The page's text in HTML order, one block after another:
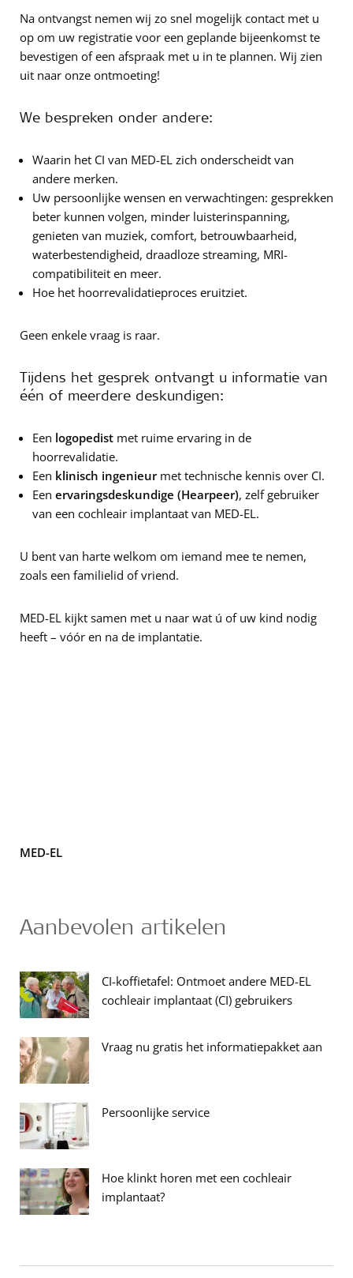
Na ontvangst nemen wij zo snel mogelijk contact met u
op om uw registratie voor een geplande bijeenkomst te
bevestigen of een afspraak met u in te plannen. Wij zien
uit naar onze ontmoeting!
We bespreken onder andere:
Waarin het CI van MED-EL zich onderscheidt van
andere merken.
Uw persoonlijke wensen en verwachtingen: gesprekken
beter kunnen volgen, minder luisterinspanning,
genieten van muziek, comfort, betrouwbaarheid,
waterbestendigheid, draadloze streaming, MRI-
compatibiliteit en meer.
Hoe het hoorrevalidatieproces eruitziet.
Geen enkele vraag is raar.
Tijdens het gesprek ontvangt u informatie van
één of meerdere deskundigen:
Een logopedist met ruime ervaring in de
hoorrevalidatie.
Een klinisch ingenieurmet technische kennis over CI.
Een ervaringsdeskundige (Hearpeer), zelf gebruiker
van een cochleair implantaat van MED-EL.
U bent van harte welkom om iemand mee te nemen,
zoals een familielid of vriend.
MED-EL kijkt samen met u naar wat ú of uw kind nodig
heeft – vóór en na de implantatie.
MED-EL
Aanbevolen artikelen
CI-koffietafel: Ontmoet andere MED-EL
cochleair implantaat (CI) gebruikers
Vraag nu gratis het informatiepakket aan
Persoonlijke service
Hoe klinkt horen met een cochleair
implantaat?